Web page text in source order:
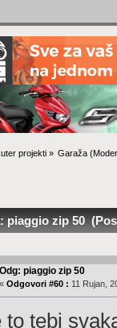
projekti» Garaža
piaggio zip 50
Odg: piaggio zip 50
« Odgovori #60 : 11 Rujan,
to tebi